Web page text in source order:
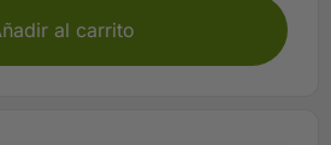
al carrito